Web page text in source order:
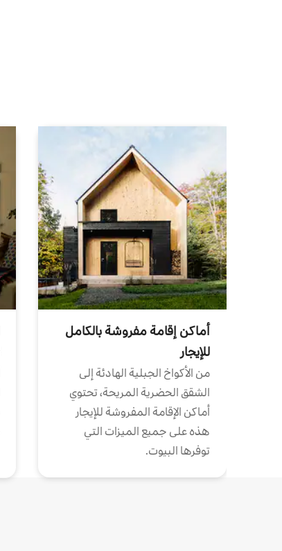
أماكن إقامة مفروشة بالكامل
للإيجار
من الأكواخ الجبلية الهادئة إلى
الشقق الحضرية المريحة، تحتوي
أماكن الإقامة المفروشة للإيجار
هذه على جميع الميزات التي
توفرها البيوت.